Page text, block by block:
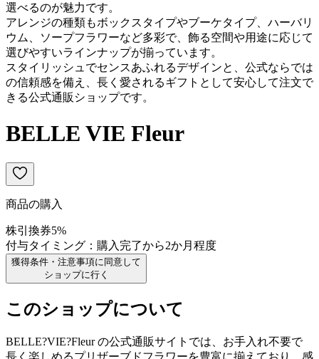
選べるのが魅力です。
アレンジの種類もボックスタイプやブーケタイプ、ハーバリ
ウム、ソープフラワーなど多彩で、飾る空間や用途に応じて
選びやすいラインナップが揃っています。
スタイリッシュでセンスあふれるデザインと、公式ならでは
の信頼感を備え、長く愛されるギフトとして安心して注文で
きる公式通販ショップです。
BELLE VIE Fleur
商品の購入
株引換券5%
付与タイミング： 購入完了から2か月程度
獲得条件・注意事項に同意して
ショップに行く
このショップについて
BELLE?VIE?Fleur の公式通販サイトでは、お手入れ不要で
長く楽しめるプリザーブドフラワーを豊富に揃えており、感